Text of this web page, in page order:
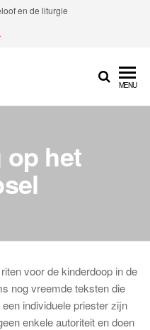
en de liturgie
MENU
het
voor de kinderdoop in de
nog vreemde teksten die
individuele priester zijn
enkele autoriteit en doen